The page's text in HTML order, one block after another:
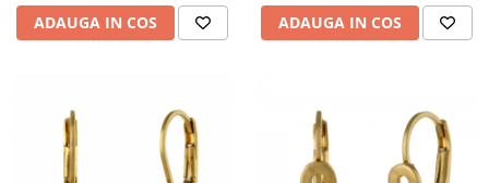
ADAUGA IN COS ADAUGA IN COS